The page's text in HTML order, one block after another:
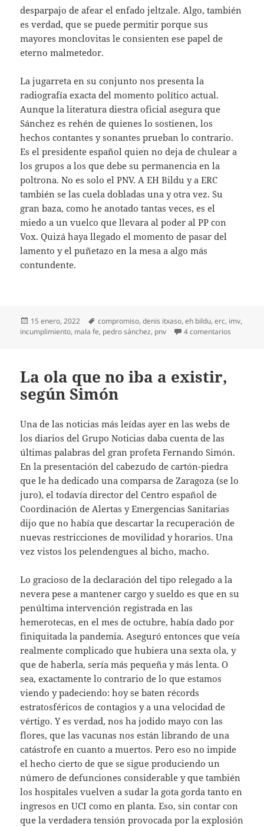
desparpajo de afear el enfado jeltzale. Algo, también
es verdad, que se puede permitir porque sus
mayores monclovitas le consienten ese papel de
eterno malmetedor.
La jugarreta en su conjunto nos presenta la
radiografía exacta del momento político actual.
Aunque la literatura diestra oficial asegura que
Sánchez es rehén de quienes lo sostienen, los
hechos contantes y sonantes prueban lo contrario.
Es el presidente español quien no deja de chulear a
los grupos a los que debe su permanencia en la
poltrona. No es solo el PNV. A EH Bildu y a ERC
también se las cuela dobladas una y otra vez. Su
gran baza, como he anotado tantas veces, es el
miedo a un vuelco que llevara al poder al PP con
Vox. Quizá haya llegado el momento de pasar del
lamento y el puñetazo en la mesa a algo más
contundente.
Publicado
el
15 enero, 2022 Etiquetas
compromiso,denis itxaso,eh bildu,erc, imv,
incumplimiento, mala fe, pedro sánchez, pnv 4 comentarios
La ola que no iba a existir,
según Simón
Una de las noticias más leídas ayer en las webs de
los diarios del Grupo Noticias daba cuenta de las
últimas palabras del gran profeta Fernando Simón.
En la presentación del cabezudo de cartón-piedra
que le ha dedicado una comparsa de Zaragoza (se lo
juro), el todavía director del Centro español de
Coordinación de Alertas y Emergencias Sanitarias
dijo que no había que descartar la recuperación de
nuevas restricciones de movilidad y horarios. Una
vez vistos los pelendengues al bicho, macho.
Lo gracioso de la declaración del tipo relegado a la
nevera pese a mantener cargo y sueldo es que en su
penúltima intervención registrada en las
hemerotecas, en el mes de octubre, había dado por
finiquitada la pandemia. Aseguró entonces que veía
realmente complicado que hubiera una sexta ola, y
que de haberla, sería más pequeña y más lenta. O
sea, exactamente lo contrario de lo que estamos
viendo y padeciendo: hoy se baten récords
estratosféricos de contagios y a una velocidad de
vértigo. Y es verdad, nos ha jodido mayo con las
flores, que las vacunas nos están librando de una
catástrofe en cuanto a muertos. Pero eso no impide
el hecho cierto de que se sigue produciendo un
número de defunciones considerable y que también
los hospitales vuelven a sudar la gota gorda tanto en
ingresos en UCI como en planta. Eso, sin contar con
que la verdadera tensión provocada por la explosión